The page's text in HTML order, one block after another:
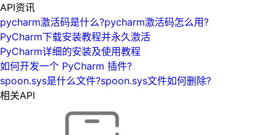
API资讯
pycharm激活码是什么?pycharm激活码怎么用?
PyCharm下载安装教程并永久激活
PyCharm详细的安装及使用教程
如何开发一个 PyCharm 插件?
spoon.sys是什么文件?spoon.sys文件如何删除?
相关API